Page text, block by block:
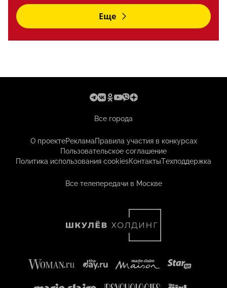
Еще
Все города
О проектеРекламаПравила участия в конкурсах
Пользовательское соглашение
Политика использования cookiesКонтактыТехподдержка
Все телепередачи в Москве